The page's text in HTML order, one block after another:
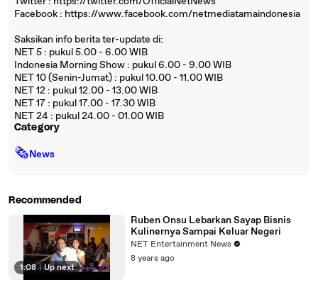
Facebook : https://www.facebook.com/netmediatamaindonesia
Saksikan info berita ter-update di:
NET 5 : pukul 5.00 - 6.00 WIB
Indonesia Morning Show : pukul 6.00 - 9.00 WIB
NET 10 (Senin-Jumat) : pukul 10.00 - 11.00 WIB
NET 12 : pukul 12.00 - 13.00 WIB
NET 17 : pukul 17.00 - 17.30 WIB
NET 24 : pukul 24.00 - 01.00 WIB
Category
🗞News
Recommended
1:08 | Up next
Ruben Onsu Lebarkan Sayap Bisnis
Kulinernya Sampai Keluar Negeri
NET Entertainment News
8 years ago